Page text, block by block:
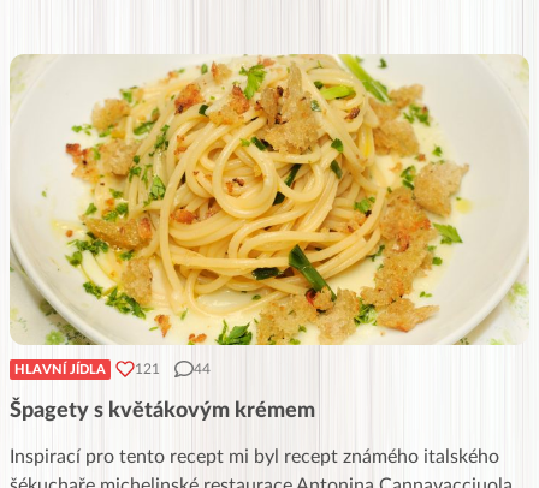
HLAVNÍ JÍDLA 121 44
Špagety s květákovým krémem
Inspirací pro tento recept mi byl recept známého italského